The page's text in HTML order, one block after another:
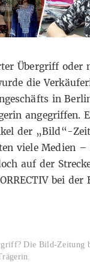
Übergriff oder
die
in
angegriffen.
der „Bild“-
viele Medien
auf der
bei
Die Bild-Zeitung